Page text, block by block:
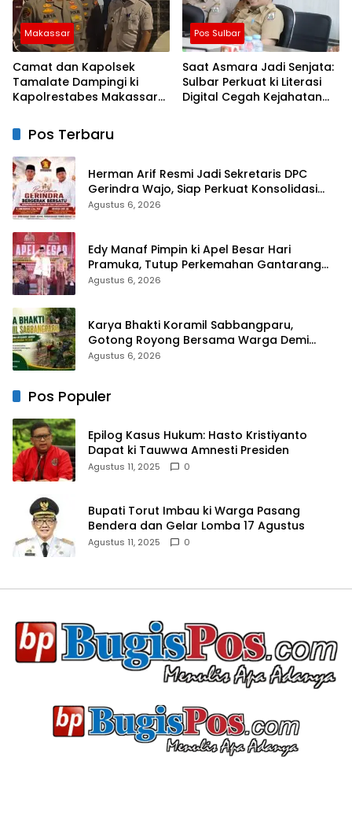
Makassar
Camat dan Kapolsek
Tamalate Dampingi ki
Kapolrestabes Makassar
Sembako di Bontoduri
Pos Sulbar
Saat Asmara Jadi Senjata:
Sulbar Perkuat ki Literasi
Digital Cegah Kejahatan
Pos Terbaru
Herman Arif Resmi Jadi Sekretaris DPC
Gerindra Wajo, Siap Perkuat Konsolidasi
Partai
Agustus 6, 2026
Edy Manaf Pimpin ki Apel Besar Hari
Pramuka, Tutup Perkemahan Gantarang
dan Lepas Kontingen Jamnas XII 2026
Agustus 6, 2026
Karya Bhakti Koramil Sabbangparu,
Gotong Royong Bersama Warga Demi
Kemudahan Petani
Agustus 6, 2026
Pos Populer
Epilog Kasus Hukum: Hasto Kristiyanto
Dapat ki Tauwwa Amnesti Presiden
Agustus 11, 2025 0
Bupati Torut Imbau ki Warga Pasang
Bendera dan Gelar Lomba 17 Agustus
Agustus 11, 2025 0